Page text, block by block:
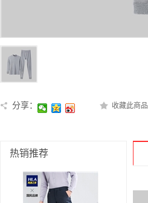
分享： 收藏此商品
热销推荐